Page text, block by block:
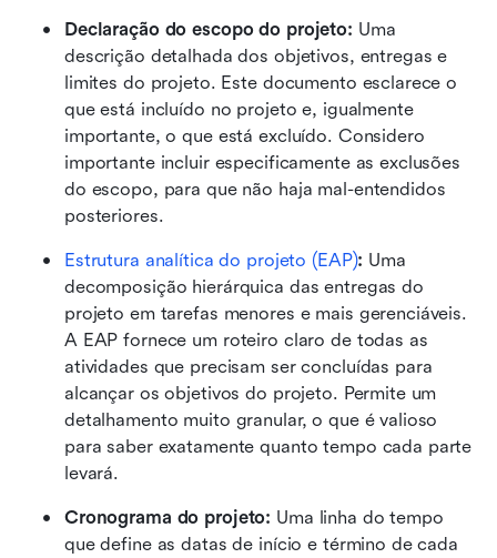
Declaração do escopo do projeto: Uma
descrição detalhada dos objetivos, entregas e
limites do projeto. Este documento esclarece o
que está incluído no projeto e, igualmente
importante, o que está excluído. Considero
importante incluir especificamente as exclusões
do escopo, para que não haja mal-entendidos
posteriores.
Estrutura analítica do projeto (EAP): Uma
decomposição hierárquica das entregas do
projeto em tarefas menores e mais gerenciáveis.
A EAP fornece um roteiro claro de todas as
atividades que precisam ser concluídas para
alcançar os objetivos do projeto. Permite um
detalhamento muito granular, o que é valioso
para saber exatamente quanto tempo cada parte
levará.
Cronograma do projeto: Uma linha do tempo
que define as datas de início e término de cada